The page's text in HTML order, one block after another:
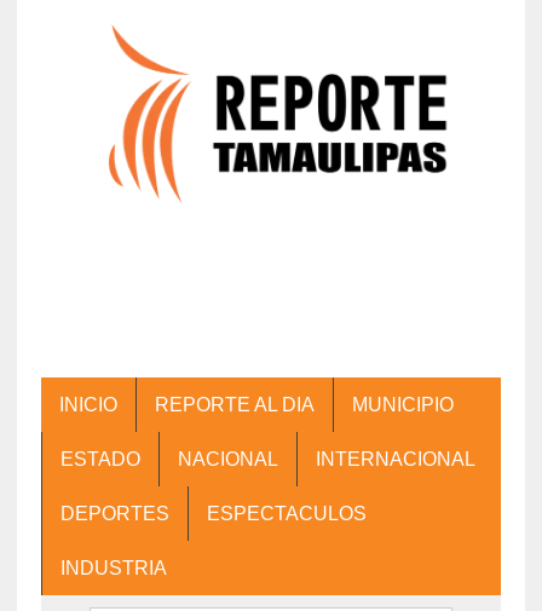
INICIO REPORTE AL DIA MUNICIPIO
ESTADO NACIONAL INTERNACIONAL
DEPORTES ESPECTACULOS
INDUSTRIA